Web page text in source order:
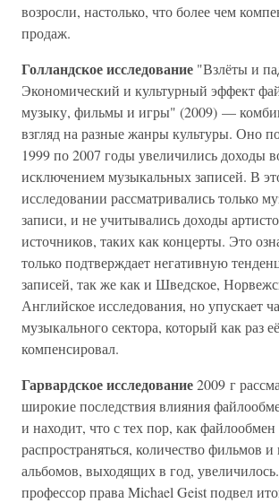
возросли, настолько, что более чем
продаж.
Голландское исследование "Взлёты и
Экономический и культурный эффект
музыку, фильмы и игры" (2009) —
взгляд на разные жанры культуры. Оно
1999 по 2007 годы увеличились доходы
исключением музыкальных записей. В
исследовании рассматривались только
записи, и не учитывались доходы
источников, таких как концерты. Это
только подтверждает негативную
записей, так же как и Шведское,
Английское исследования, но упускает
музыкального сектора, который как раз её
компенсировал.
Гарвардское исследование2009 г
широкие последствия влияния
и находит, что с тех пор, как файлообмен
распространяться, количество фильмов
альбомов, выходящих в год,
профессор права Michael Geist подвел